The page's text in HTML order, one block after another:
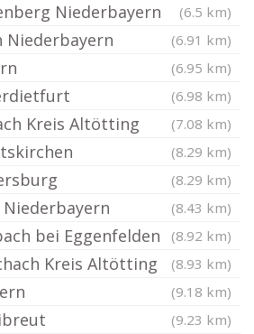
Niederbayern (6.5 km)
Niederbayern (6.91 km)
(6.95 km)
(6.98 km)
Kreis Altötting (7.08 km)
(8.29 km)
(8.29 km)
(8.43 km)
bei Eggenfelden (8.92 km)
Kreis Altötting (8.93 km)
(9.18 km)
(9.23 km)